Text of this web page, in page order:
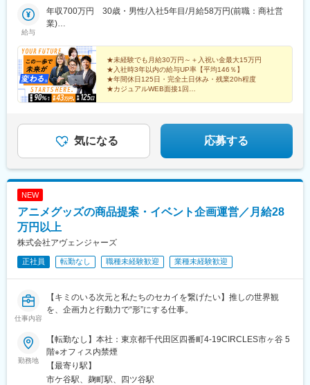
井、新潟、山梨、長野東海：愛知、岐阜、静岡関西：大阪、兵
庫、京都、奈良、和歌山、滋賀、三重中国：広島、岡山、鳥取、
崎、鹿児島、佐賀、福岡、熊本【本社】東京都新宿区中里町29-3
菱秀神楽坂ビル 1F【本社アクセス】・東京メトロ東西線「神楽坂
駅」2番出口より徒歩5分・東京メトロ有楽町線「江戸川橋駅」2
番出口より徒歩7分【プロジェクト事例】・六本木ヒルズの外壁改
修工事（六本木駅）・新宿駅の再開発工事（新宿駅）・有名ショ
装新築工事（麻布台駅）・高層マンションの新築工事（横浜市）
駅、三越前駅、松戸駅、日本橋駅(東京都)、蒲田駅、勝田駅、江曽
島駅、千駄ケ谷駅、両国駅、柏駅、武蔵五日市駅、空港第２ビル
駅、八王子駅、葛西臨海公園駅、有楽町駅、蔵前駅、押上駅、武
蔵境駅、小山駅、秋葉原駅、八潮駅、大塚駅(東京都)、大鳥居駅、
下総橘駅、獨協大学前駅、大阪阿部野橋駅、大宮駅(埼玉県)、千葉
駅、五井駅、淵野辺駅、鷺沼駅、関内駅、八景島駅、馬車道駅、
京王よみうりランド駅、京急川崎駅、川崎駅、中浦和駅、橋本駅
町駅、北野駅(東京都)、権堂駅、香西駅、本町駅、植田駅(福島
県)、富岡駅、笹川駅、刈羽駅、川崎大師駅、大川駅、鹿島神宮
駅、本八戸駅、山形駅、米沢駅、北山形駅、さくらんぼ東根駅、
かみのやま温泉駅、仙台駅、泉中央駅、長町南駅、あおば通駅、
名取駅、北仙台駅、南仙台駅、勾当台公園駅、富沢駅、秋田駅、
き駅、新白河駅、安積永盛駅、金谷川駅、盛岡駅、一ノ関駅、北
駅、武蔵小杉駅、溝の口駅、藤沢本町駅、戸塚駅、海老名駅(相
鉄・小田急)、大船駅、中央林間駅、和光市駅、本川越駅、川口
の森駅、市川駅、海浜幕張駅、中野駅(東京都)、吉祥寺駅、五反田
駅、中目黒駅、大崎駅、日暮里駅(舎人ライナー)、恵比寿駅、セン
ター北駅、本厚木駅、相模大野駅、新百合ケ丘駅、高輪台駅、国
分寺駅、立川駅、九段下駅、四ツ谷駅、自由が丘駅、春日駅(東京
給与
年収700万円 30歳・男性/入社5年目/月給58万円(前職：商社営
業)
★未経験でも月給30万円～＋入祝い金最大15万円
★入社時3年以内の給与UP率【平均146％】
★年間休日125日・完全土日休み・残業20h程度
★カジュアルWEB面接1回
気になる 応募する
NEW
アニメグッズの商品提案・イベント企画運営／月給28
万円以上
株式会社アヴェンジャーズ
正社員 転勤なし 職種未経験歓迎 業種未経験歓迎
仕事内容
【キミのいる次元と私たちのセカイを繋げたい】推しの世界観
を、企画力と行動力で“形”にする仕事。
勤務地
【転勤なし】本社：東京都千代田区四番町4-19CIRCLES市ヶ谷 5
階※オフィス内禁煙
【最寄り駅】
市ケ谷駅、麹町駅、四ツ谷駅